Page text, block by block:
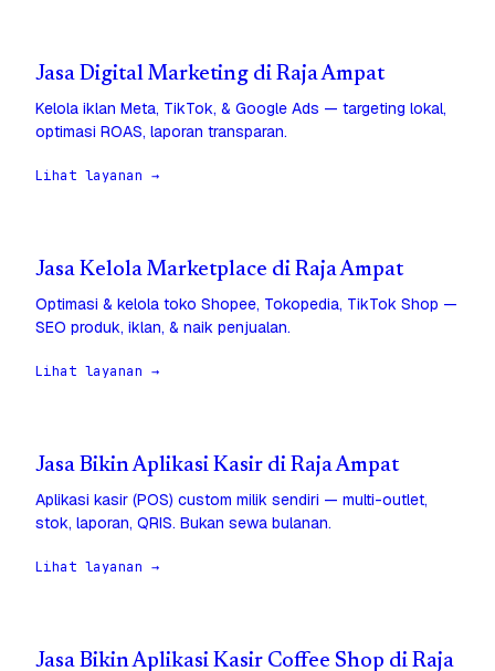
Jasa Digital Marketing di Raja Ampat
Kelola iklan Meta, TikTok, & Google Ads — targeting lokal,
optimasi ROAS, laporan transparan.
Lihat layanan →
Jasa Kelola Marketplace di Raja Ampat
Optimasi & kelola toko Shopee, Tokopedia, TikTok Shop —
SEO produk, iklan, & naik penjualan.
Lihat layanan →
Jasa Bikin Aplikasi Kasir di Raja Ampat
Aplikasi kasir (POS) custom milik sendiri — multi-outlet,
stok, laporan, QRIS. Bukan sewa bulanan.
Lihat layanan →
Jasa Bikin Aplikasi Kasir Coffee Shop di Raja